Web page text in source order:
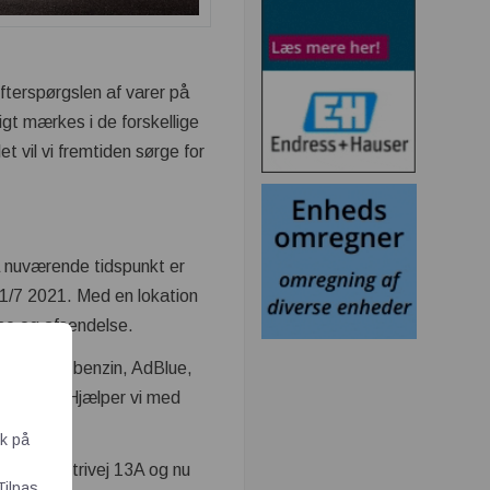
af varer på
mærkes i de forskellige
vil vi fremtiden sørge for
nuværende tidspunkt er
7 2021. Med en lokation
og afsendelse.
diesel, benzin, AdBlue,
lign. Hjælper vi med
Industrivej 13A og nu
på